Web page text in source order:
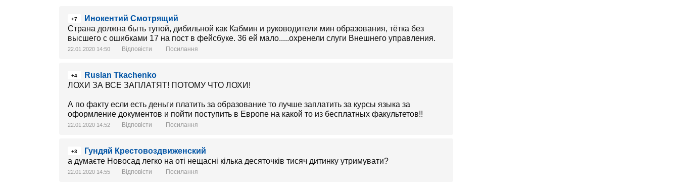
+7
Инокентий Смотрящий
Страна должна быть тупой, дибильной как Кабмин и руководители мин образования, тётка без
высшего с ошибками 17 на пост в фейсбуке. 36 ей мало.....охренели слуги Внешнего управления.
22.01.2020 14:50 Відповісти Посилання
+4
Ruslan Tkachenko
ЛОХИ ЗА ВСЕ ЗАПЛАТЯТ! ПОТОМУ ЧТО ЛОХИ!
А по факту если есть деньги платить за образование то лучше заплатить за курсы языка за
оформление документов и пойти поступить в Европе на какой то из бесплатных факультетов!!
22.01.2020 14:52 Відповісти Посилання
+3
Гундяй Крестовоздвиженский
а думаєте Новосад легко на оті нещасні кілька десяточків тисяч дитинку утримувати?
22.01.2020 14:55 Відповісти Посилання